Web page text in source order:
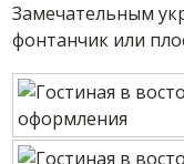
Замечательным
фонтанчик или